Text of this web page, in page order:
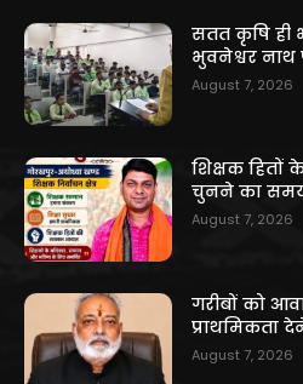
सतत कृषि ही
भुवनेश्वर नाथ
August 7, 2026
शिक्षक हितों
चुनने का समय:
August 7, 2026
गरीबों को
प्राथमिकता
August 7, 2026